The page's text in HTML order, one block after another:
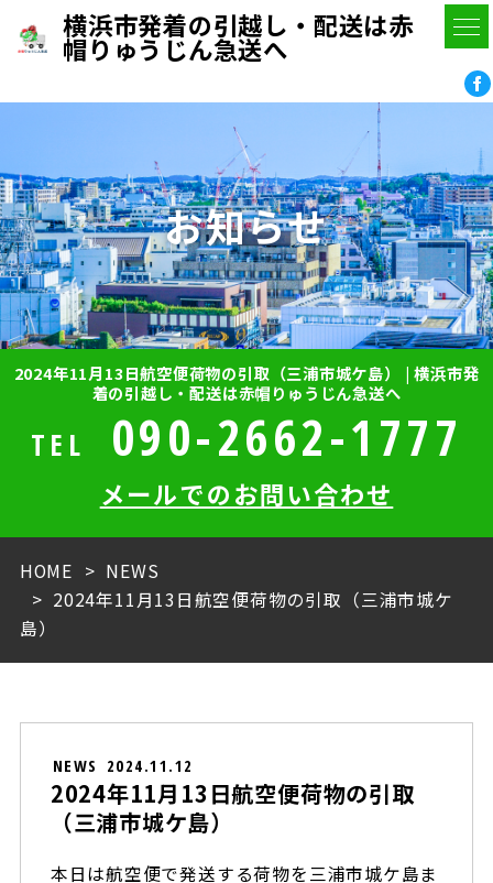
横浜市発着の引越し・配送は赤
帽りゅうじん急送へ
お知らせ
2024年11月13日航空便荷物の引取（三浦市城ケ島） | 横浜市発
着の引越し・配送は赤帽りゅうじん急送へ
TEL 090-2662-1777
メールでのお問い合わせ
HOME
NEWS
2024年11月13日航空便荷物の引取（三浦市城ケ
島）
NEWS 2024.11.12
2024年11月13日航空便荷物の引取
（三浦市城ケ島）
本日は航空便で発送する荷物を三浦市城ケ島ま